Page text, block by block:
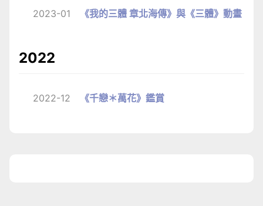
2023-01 《我的三體 章北海傳》與《三體》動畫
2022
2022-12 《千戀＊萬花》鑑賞